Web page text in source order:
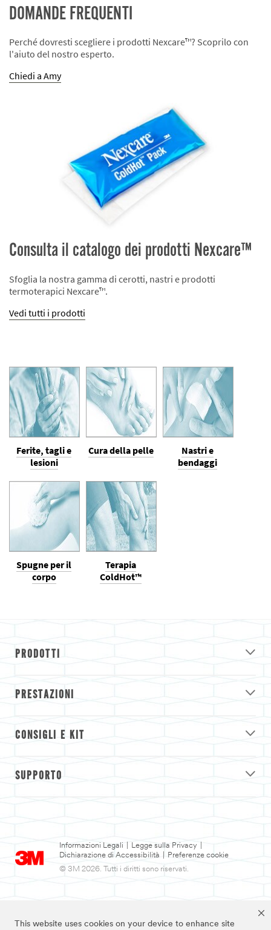
This website uses cookies on your device to enhance site
DOMANDE FREQUENTI
Perché dovresti scegliere i prodotti Nexcare™? Scoprilo con
l'aiuto del nostro esperto.
Chiedi a Amy
Consulta il catalogo dei prodotti Nexcare™
Sfoglia la nostra gamma di cerotti, nastri e prodotti
termoterapici Nexcare™.
Vedi tutti i prodotti
Ferite, tagli e
lesioni
Cura della pelle
Nastri e
bendaggi
Spugne per il
corpo
Terapia
ColdHot™
PRODOTTI
PRESTAZIONI
CONSIGLI E KIT
SUPPORTO
Informazioni Legali Legge sulla Privacy
Dichiarazione di Accessibilità
Preferenze cookie
© 3M 2026. Tutti i diritti sono riservati.